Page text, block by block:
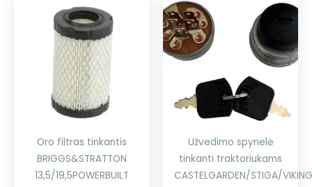
Oro filtras tinkantis
BRIGGS&STRATTON
13,5/19,5POWERBUILT
Užvedimo spynelė
tinkanti traktoriukams
CASTELGARDEN/STIGA/